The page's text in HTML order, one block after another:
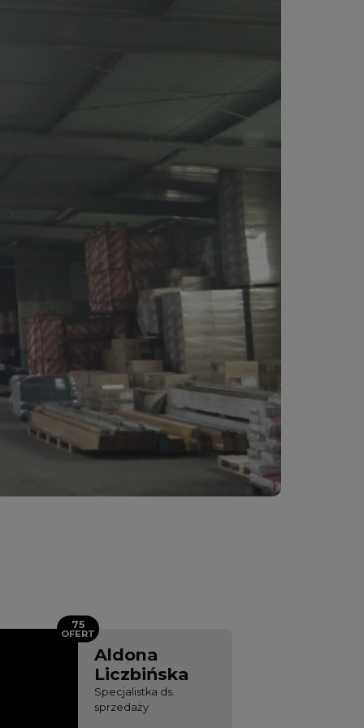
Aldona
Liczbińska
Specjalistka ds.
sprzedaży
75
OFERT